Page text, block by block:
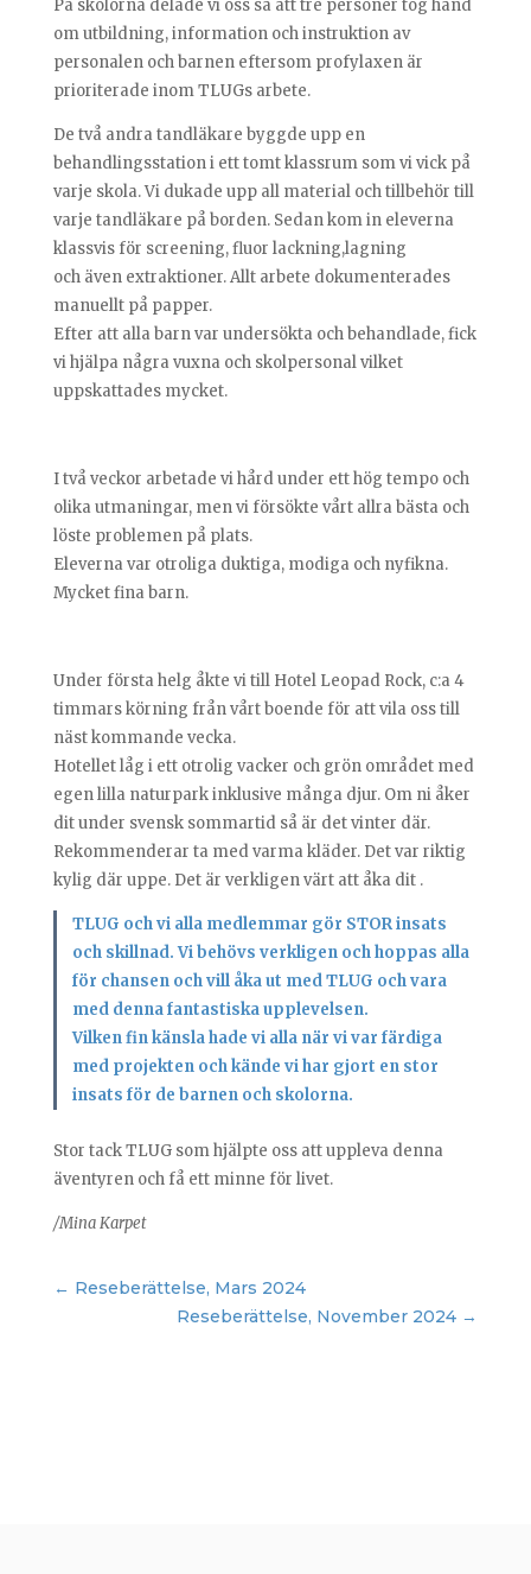
På skolorna delade vi oss så att tre personer tog hand
om utbildning, information och instruktion av
personalen och barnen eftersom profylaxen är
prioriterade inom TLUGs arbete.
De två andra tandläkare byggde upp en
behandlingsstation i ett tomt klassrum som vi vick på
varje skola. Vi dukade upp all material och tillbehör till
varje tandläkare på borden. Sedan kom in eleverna
klassvis för screening, fluor lackning,lagning
och även extraktioner. Allt arbete dokumenterades
manuellt på papper.
Efter att alla barn var undersökta och behandlade, fick
vi hjälpa några vuxna och skolpersonal vilket
uppskattades mycket.
I två veckor arbetade vi hård under ett hög tempo och
olika utmaningar, men vi försökte vårt allra bästa och
löste problemen på plats.
Eleverna var otroliga duktiga, modiga och nyfikna.
Mycket fina barn.
Under första helg åkte vi till Hotel Leopad Rock, c:a 4
timmars körning från vårt boende för att vila oss till
näst kommande vecka.
Hotellet låg i ett otrolig vacker och grön området med
egen lilla naturpark inklusive många djur. Om ni åker
dit under svensk sommartid så är det vinter där.
Rekommenderar ta med varma kläder. Det var riktig
kylig där uppe. Det är verkligen värt att åka dit .
TLUG och vi alla medlemmar gör STOR insats
och skillnad. Vi behövs verkligen och hoppas alla
för chansen och vill åka ut med TLUG och vara
med denna fantastiska upplevelsen.
Vilken fin känsla hade vi alla när vi var färdiga
med projekten och kände vi har gjort en stor
insats för de barnen och skolorna.
Stor tack TLUG som hjälpte oss att uppleva denna
äventyren och få ett minne för livet.
/Mina Karpet
← Reseberättelse, Mars 2024
Reseberättelse, November 2024 →